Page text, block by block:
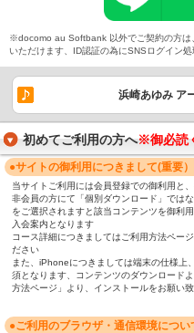
※docomo au Softbank 以外でご契約の方は
いただけます、ID認証の為にSNSログイン
浜崎あゆみ ア
初めてご利用の方へ※御必読
●サイトの御利用につきまして(重要）
当サイトご利用には会員登録での御利用と
非会員の方にて「個別ダウンロード」では
をご選択されますと該当コンテンツを御利
入会案内となります
コース詳細につきましてはご利用方法ペー
ださい
また、iPhoneにつきましては端末の仕様上
須となります、コンテンツのダウンロード
方法ページ」より、インストールをお願い
●ご利用のブラウザ・通信環境につい